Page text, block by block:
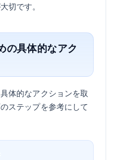
切です。
の具体的なアク
体的なアクションを取
ステップを参考にして